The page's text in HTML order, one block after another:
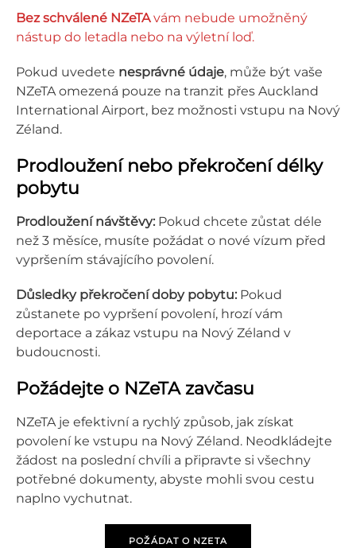
Bez schválené NZeTAvám nebude umožněný
nástup do letadla nebo na výletní loď.
Pokud uvedete nesprávné údaje, může být vaše
NZeTA omezená pouze na tranzit přes Auckland
International Airport, bez možnosti vstupu na Nový
Zéland.
Prodloužení nebo překročení délky
pobytu
Prodloužení návštěvy: Pokud chcete zůstat déle
než 3 měsíce, musíte požádat o nové vízum před
vypršením stávajícího povolení.
Důsledky překročení doby pobytu: Pokud
zůstanete po vypršení povolení, hrozí vám
deportace a zákaz vstupu na Nový Zéland v
budoucnosti.
Požádejte o NZeTA zavčasu
NZeTA je efektivní a rychlý způsob, jak získat
povolení ke vstupu na Nový Zéland. Neodkládejte
žádost na poslední chvíli a připravte si všechny
potřebné dokumenty, abyste mohli svou cestu
naplno vychutnat.
POŽÁDAT O NZETA